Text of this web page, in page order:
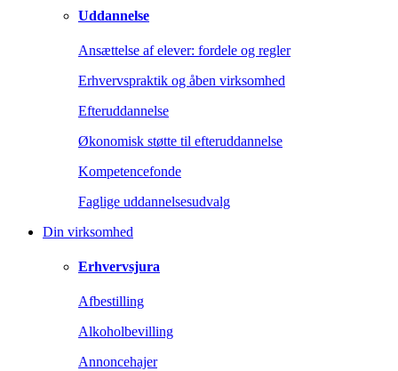
Uddannelse
Ansættelse af elever: fordele og regler
Erhvervspraktik og åben virksomhed
Efteruddannelse
Økonomisk støtte til efteruddannelse
Kompetencefonde
Faglige uddannelsesudvalg
Din virksomhed
Erhvervsjura
Afbestilling
Alkoholbevilling
Annoncehajer